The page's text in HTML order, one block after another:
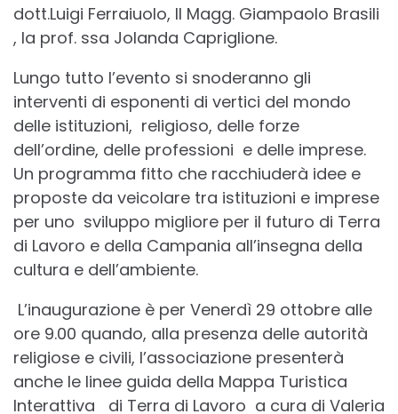
dott.Luigi Ferraiuolo, Il Magg. Giampaolo Brasili
, la prof. ssa Jolanda Capriglione.
Lungo tutto l’evento si snoderanno gli
interventi di esponenti di vertici del mondo
delle istituzioni, religioso, delle forze
dell’ordine, delle professioni e delle imprese.
Un programma fitto che racchiuderà idee e
proposte da veicolare tra istituzioni e imprese
per uno sviluppo migliore per il futuro di Terra
di Lavoro e della Campania all’insegna della
cultura e dell’ambiente.
L’inaugurazione è per Venerdì 29 ottobre alle
ore 9.00 quando, alla presenza delle autorità
religiose e civili, l’associazione presenterà
anche le linee guida della Mappa Turistica
Interattiva di Terra di Lavoro a cura di Valeria